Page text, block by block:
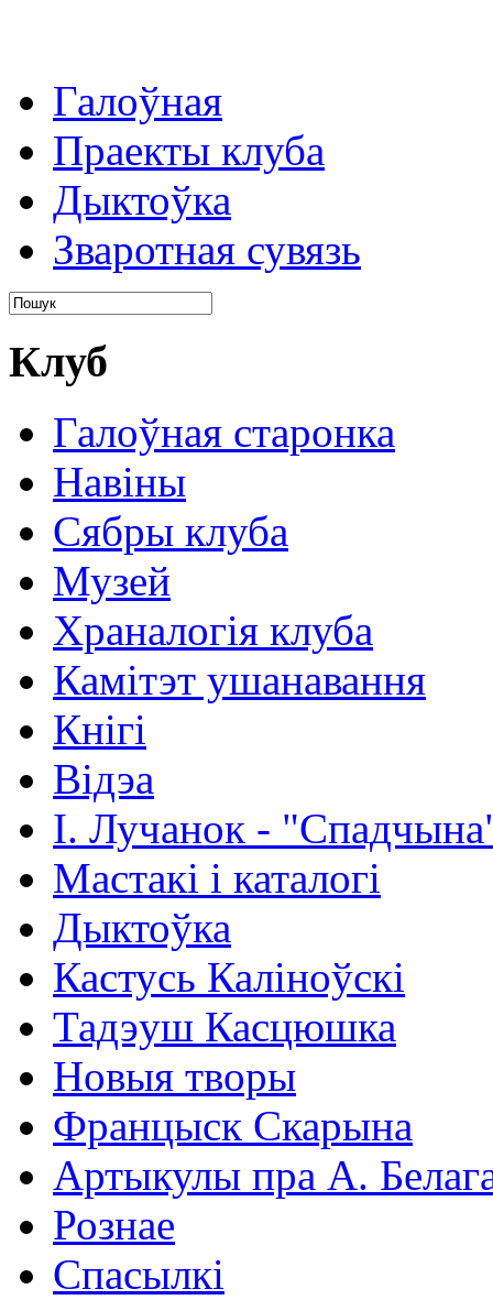
Галоўная
Праекты клуба
Дыктоўка
Зваротная сувязь
Клуб
Галоўная старонка
Навіны
Сябры клуба
Музей
Храналогія клуба
Камітэт ушанавання
Кнігі
Відэа
І. Лучанок -
Мастакі i каталогi
Дыктоўка
Кастусь Каліноўскі
Тадэуш Касцюшка
Новыя творы
Францыск Скарына
Артыкулы пра А.
Рознае
Спасылкі